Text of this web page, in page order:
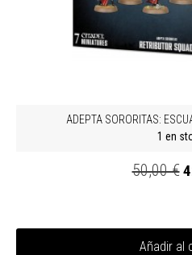
ADEPTA SORORITAS:
1 en
50,00 €
Añadir al